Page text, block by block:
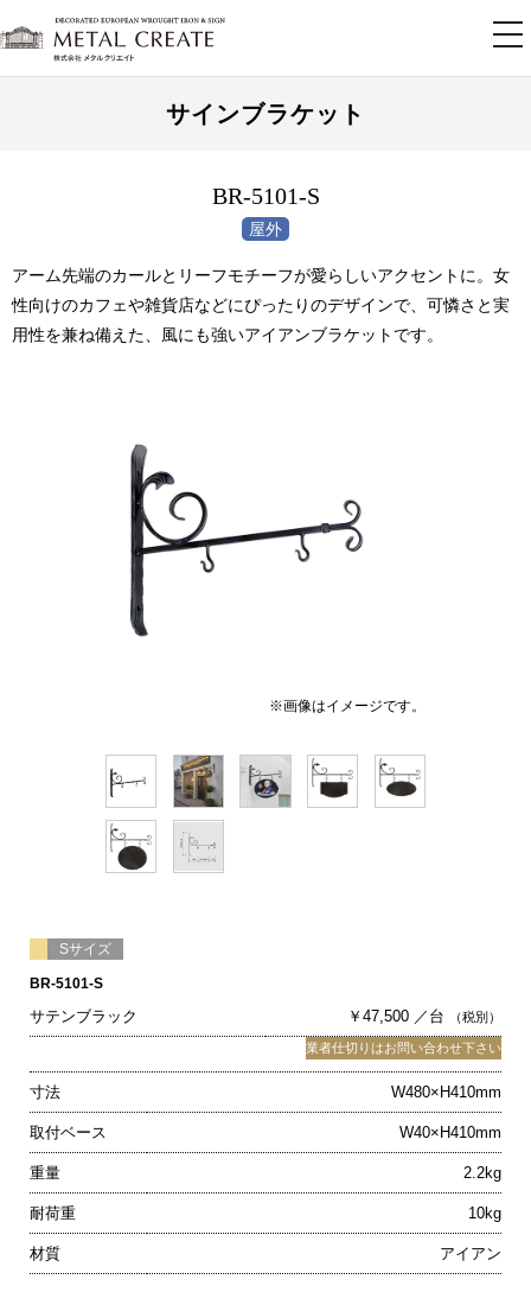
サインブラケット
BR-5101-S
アーム先端のカールとリーフモチーフが愛らしいアクセントに。女
性向けのカフェや雑貨店などにぴったりのデザインで、可憐さと実
用性を兼ね備えた、風にも強いアイアンブラケットです。
※画像はイメージです。
Sサイズ
BR-5101-S
サテンブラック ￥47,500 ／台 （税別）
業者仕切りはお問い合わせ下さい
寸法 W480×H410mm
取付ベース W40×H410mm
重量 2.2kg
耐荷重 10kg
材質 アイアン